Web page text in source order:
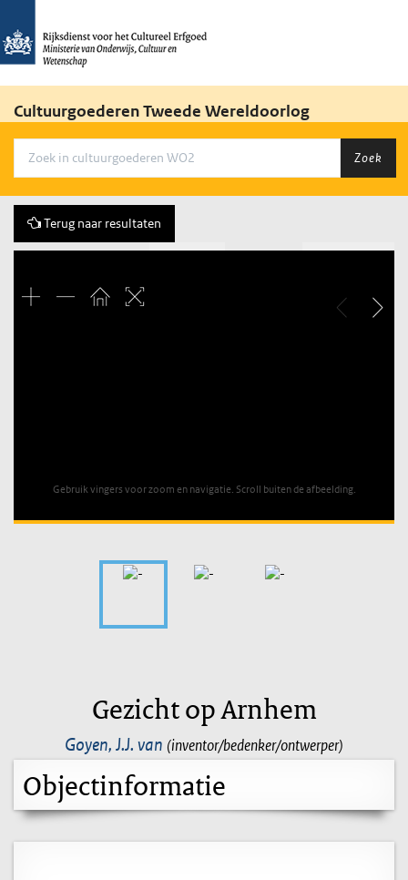
Cultuurgoederen Tweede Wereldoorlog
Zoek
Terug naar resultaten
Gebruik vingers voor zoom en navigatie. Scroll buiten de afbeelding.
Gezicht op Arnhem
Goyen, J.J. van (inventor/bedenker/ontwerper)
Objectinformatie